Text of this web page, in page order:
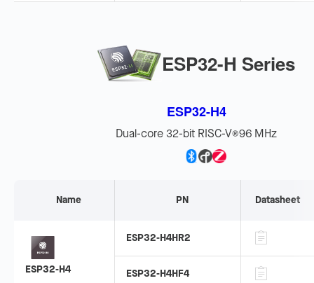
ESP32-H Series
ESP32-H4
Dual-core 32-bit RISC-V®96 MHz
Name PN Datasheet
ESP32-H4
ESP32-H4HR2
ESP32-H4HF4